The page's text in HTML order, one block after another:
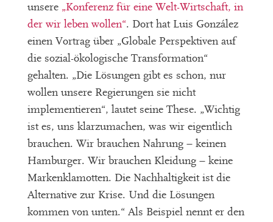
unsere „Konferenz für eine Welt-Wirtschaft, in
der wir leben wollen“. Dort hat Luis González
einen Vortrag über „Globale Perspektiven auf
die sozial-ökologische Transformation“
gehalten. „Die Lösungen gibt es schon, nur
wollen unsere Regierungen sie nicht
implementieren“, lautet seine These. „Wichtig
ist es, uns klarzumachen, was wir eigentlich
brauchen. Wir brauchen Nahrung – keinen
Hamburger. Wir brauchen Kleidung – keine
Markenklamotten. Die Nachhaltigkeit ist die
Alternative zur Krise. Und die Lösungen
kommen von unten.“ Als Beispiel nennt er den